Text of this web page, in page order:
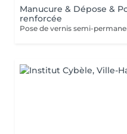
Manucure & Dépose &
renforcée